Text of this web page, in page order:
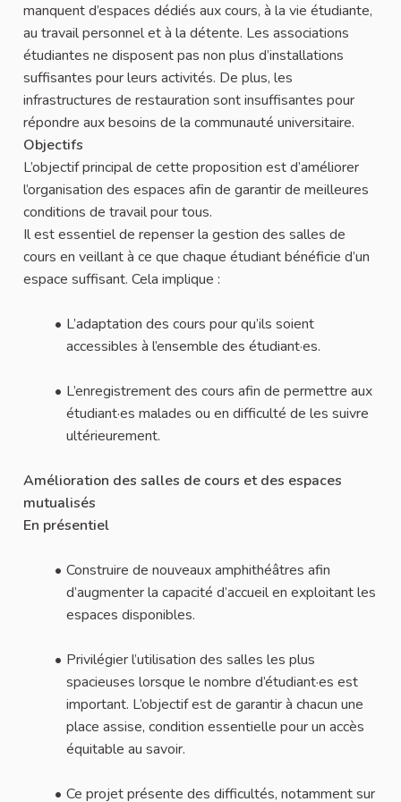
manquent d’espaces dédiés aux cours, à la vie étudiante,
au travail personnel et à la détente. Les associations
étudiantes ne disposent pas non plus d’installations
suffisantes pour leurs activités. De plus, les
infrastructures de restauration sont insuffisantes pour
répondre aux besoins de la communauté universitaire.
Objectifs
L’objectif principal de cette proposition est d’améliorer
l’organisation des espaces afin de garantir de meilleures
conditions de travail pour tous.
Il est essentiel de repenser la gestion des salles de
cours en veillant à ce que chaque étudiant bénéficie d’un
espace suffisant. Cela implique :
L’adaptation des cours pour qu’ils soient
accessibles à l’ensemble des étudiant·es.
L’enregistrement des cours afin de permettre aux
étudiant·es malades ou en difficulté de les suivre
ultérieurement.
Amélioration des salles de cours et des espaces
mutualisés
En présentiel
Construire de nouveaux amphithéâtres afin
d’augmenter la capacité d’accueil en exploitant les
espaces disponibles.
Privilégier l’utilisation des salles les plus
spacieuses lorsque le nombre d’étudiant·es est
important. L’objectif est de garantir à chacun une
place assise, condition essentielle pour un accès
équitable au savoir.
Ce projet présente des difficultés, notamment sur